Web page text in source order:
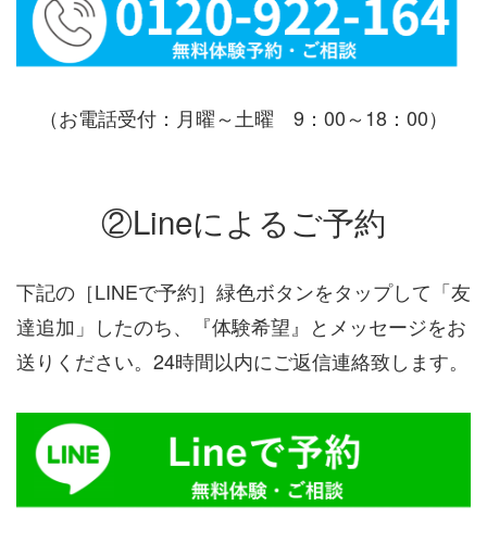
（お電話受付：月曜～土曜 9：00～18：00）
②Lineによるご予約
下記の［LINEで予約］緑色ボタンをタップして「友
達追加」したのち、『体験希望』とメッセージをお
送りください。24時間以内にご返信連絡致します。